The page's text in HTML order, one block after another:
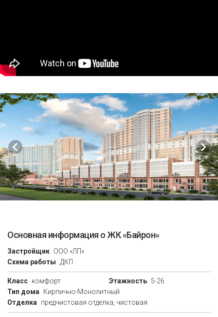
Основная информация о ЖК «Байрон»
Застройщик ООО «ЛП»
Схема работы
ДКП
Класс комфорт Этажность 5-26
Тип дома
Кирпично-Монолитный
Отделка
предчистовая отделка, чистовая